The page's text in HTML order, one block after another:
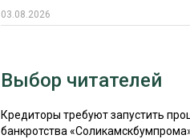
03.08.2026
Выбор читателей
Кредиторы требуют запустить
банкротства